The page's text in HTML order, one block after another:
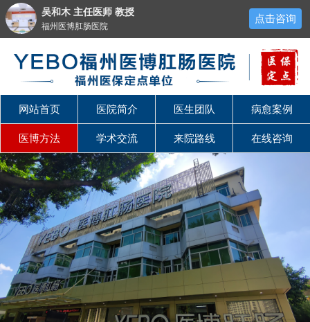
网站首页 医院简介 医生团队 病愈案例
医博方法 学术交流 来院路线 在线咨询
吴和木 主任医师 教授
福州医博肛肠医院
点击咨询